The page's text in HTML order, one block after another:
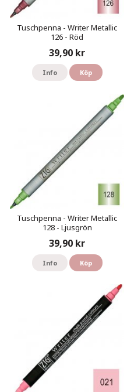
Tuschpenna - Writer Metallic
126 - Röd
39,90 kr
Info Köp
Tuschpenna - Writer Metallic
128 - Ljusgrön
39,90 kr
Info Köp